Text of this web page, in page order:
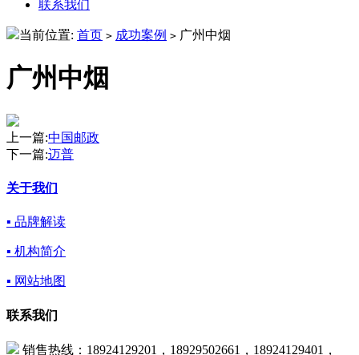
联系我们
当前位置: 首页 > 成功案例 > 广州中烟
广州中烟
上一篇:中国邮政
下一篇:迈普
关于我们
▪ 品牌解读
▪ 机构简介
▪ 网站地图
联系我们
销售热线：18924129201，18929502661，18924129401，